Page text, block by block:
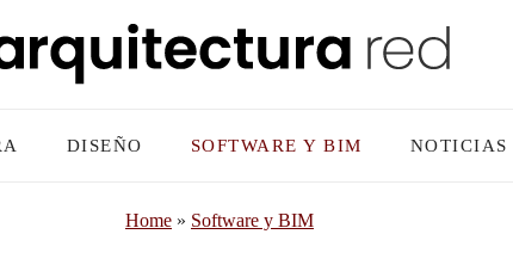
DISEÑO SOFTWARE Y BIM NOTICIAS
Home » Software y BIM